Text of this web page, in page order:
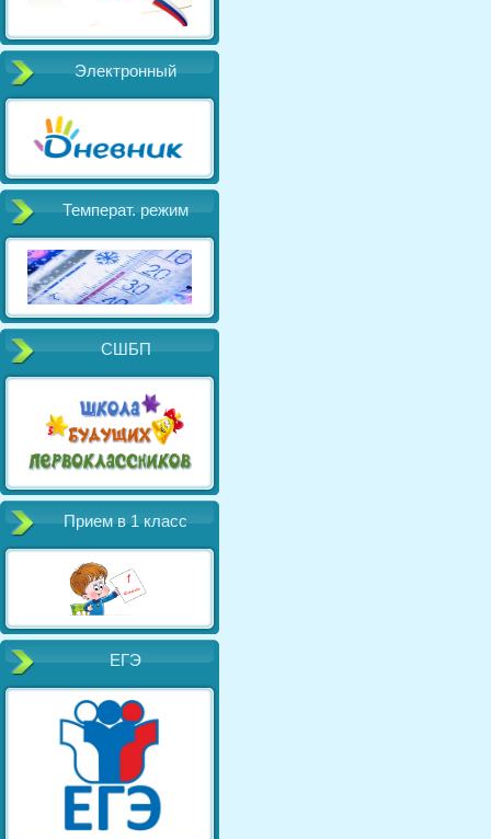
Электронный
Температ. режим
СШБП
Прием в 1 класс
ЕГЭ